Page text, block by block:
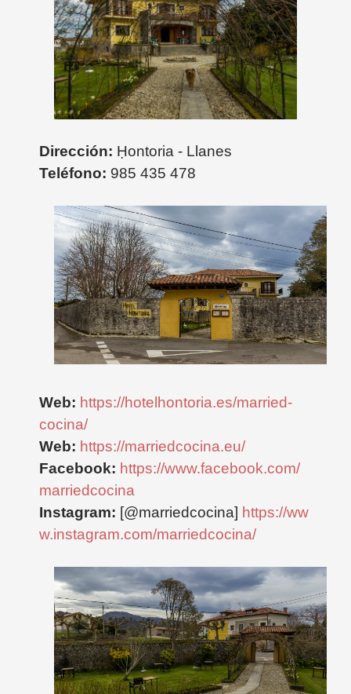
Dirección: Ḥontoria - Llanes
Teléfono: 985 435 478
Web: https://hotelhontoria.es/married-
cocina/
Web: https://marriedcocina.eu/
Facebook: https://www.facebook.com/
marriedcocina
Instagram: [@marriedcocina] https://ww
w.instagram.com/marriedcocina/